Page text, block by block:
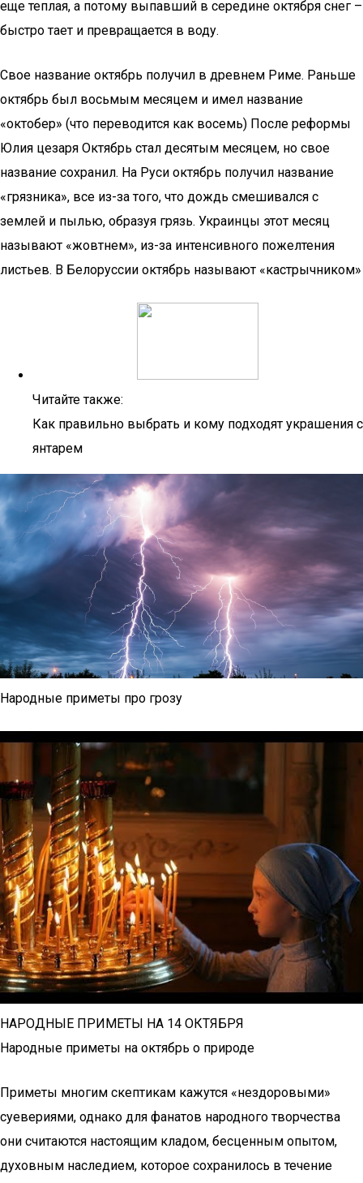
еще теплая, а потому выпавший в середине октября снег –
быстро тает и превращается в воду.
Свое название октябрь получил в древнем Риме. Раньше
октябрь был восьмым месяцем и имел название
«октобер» (что переводится как восемь) После реформы
Юлия цезаря Октябрь стал десятым месяцем, но свое
название сохранил. На Руси октябрь получил название
«грязника», все из-за того, что дождь смешивался с
землей и пылью, образуя грязь. Украинцы этот месяц
называют «жовтнем», из-за интенсивного пожелтения
листьев. В Белоруссии октябрь называют «кастрычником»
Читайте также:
Как правильно выбрать и кому подходят украшения с
янтарем
Народные приметы про грозу
НАРОДНЫЕ ПРИМЕТЫ НА 14 ОКТЯБРЯ
Народные приметы на октябрь о природе
Приметы многим скептикам кажутся «нездоровыми»
суевериями, однако для фанатов народного творчества
они считаются настоящим кладом, бесценным опытом,
духовным наследием, которое сохранилось в течение